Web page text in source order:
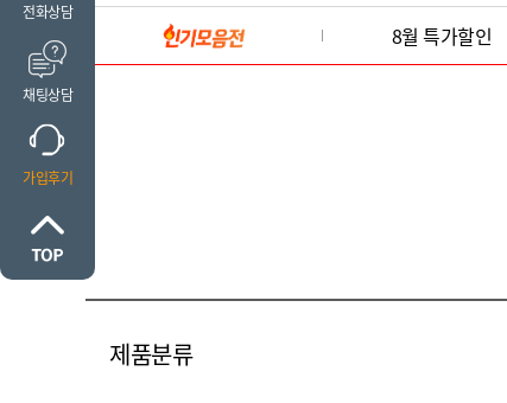
8월 특가할인
제품분류
전화상담
채팅상담
가입후기